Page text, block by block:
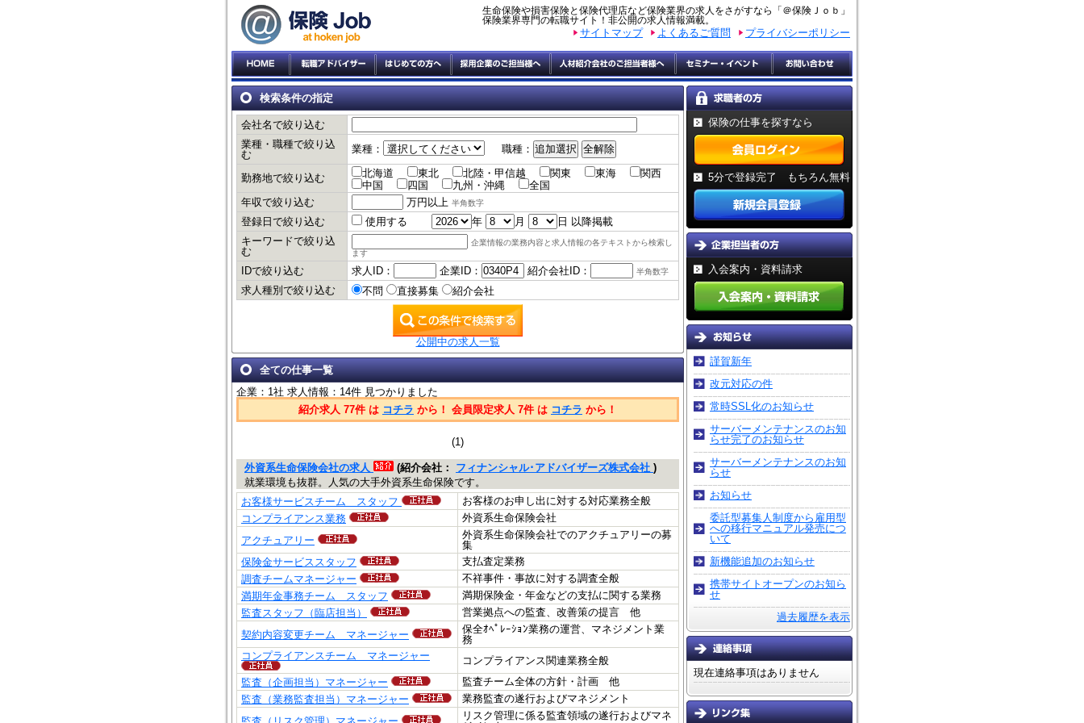
生命保険や損害保険と保険代理店など保険業界の求人をさがすなら「＠保険Ｊｏｂ」
保険業界専門の転職サイト！非公開の求人情報満載。
サイトマップ よくあるご質問 プライバシーポリシー
検索条件の指定
会社名で絞り込む
業種・職種で絞り込
む
業種： 職種：
勤務地で絞り込む 北海道 東北 北陸・甲信越 関東 東海
関西
中国
四国 九州・沖縄
全国
年収で絞り込む
万円以上 半角数字
登録日で絞り込む 使用する 年 月
日 以降掲載
キーワードで絞り込
む
企業情報の業務内容と求人情報の各テキストから検索し
ます
IDで絞り込む 求人ID： 企業ID： 紹介会社ID： 半角数字
求人種別で絞り込む 不問 直接募集 紹介会社
公開中の求人一覧
全ての仕事一覧
企業：1社 求人情報：14件 見つかりました
紹介求人 77件 は コチラ から！ 会員限定求人 7件 は コチラ から！
(1)
外資系生命保険会社の求人 (紹介会社： フィナンシャル･アドバイザーズ株式会社 )
就業環境も抜群。人気の大手外資系生命保険です。
お客様サービスチーム スタッフ
お客様のお申し出に対する対応業務全般
コンプライアンス業務
外資系生命保険会社
アクチュアリー
外資系生命保険会社でのアクチュアリーの募
集
保険金サービススタッフ
支払査定業務
調査チームマネージャー
不祥事件・事故に対する調査全般
満期年金事務チーム スタッフ
満期保険金・年金などの支払に関する業務
監査スタッフ（臨店担当）
営業拠点への監査、改善策の提言 他
契約内容変更チーム マネージャー
保全ｵﾍﾟﾚｰｼｮﾝ業務の運営、マネジメント業
務
コンプライアンスチーム マネージャー
コンプライアンス関連業務全般
監査（企画担当）マネージャー
監査チーム全体の方針・計画 他
監査（業務監査担当）マネージャー
業務監査の遂行およびマネジメント
リスク管理に係る監査領域の遂行およびマネ
保険の仕事を探すなら
5分で登録完了 もちろん無料
入会案内・資料請求
謹賀新年
改元対応の件
常時SSL化のお知らせ
サーバーメンテナンスのお知
らせ完了のお知らせ
サーバーメンテナンスのお知
らせ
お知らせ
委託型募集人制度から雇用型
への移行マニュアル発売につ
いて
新機能追加のお知らせ
携帯サイトオープンのお知ら
せ
過去履歴を表示
現在連絡事項はありません